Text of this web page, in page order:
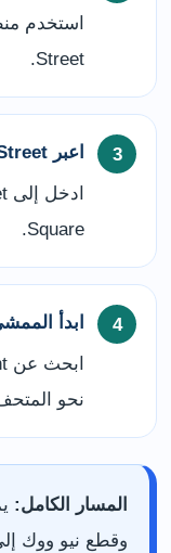
Street.
اعبر Belvoir Street
Square.
ابدأ
نحو
المسار الكامل: